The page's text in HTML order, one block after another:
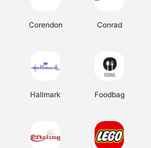
Corendon Conrad
Hallmark Foodbag